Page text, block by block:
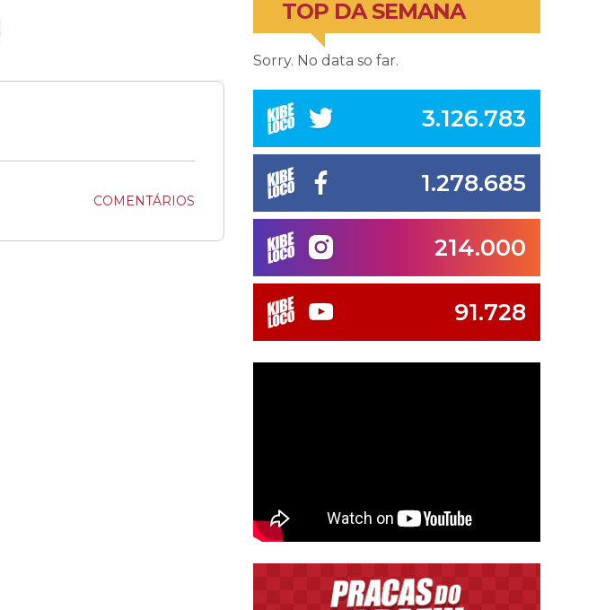
COMENTÁRIOS
TOP DA SEMANA
Sorry. No data so far.
3.126.783
1.278.685
214.000
91.728